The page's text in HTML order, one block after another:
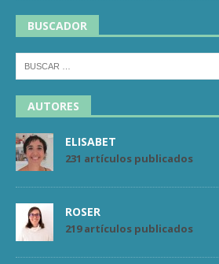
BUSCADOR
AUTORES
ELISABET
231 artículos publicados
ROSER
219 artículos publicados